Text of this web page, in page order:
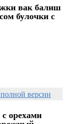
вак балиш
булочки с
версии
орехами